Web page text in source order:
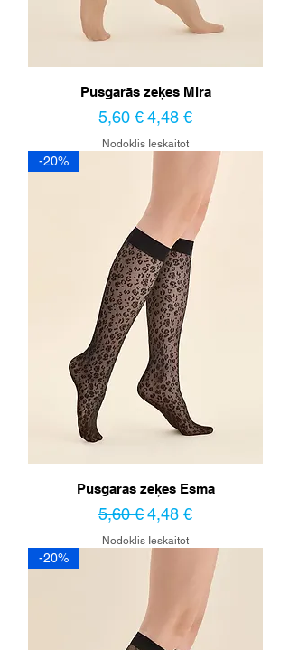
Pusgarās zeķes Mira
Parastā cena
5,60 €Izpārdošanas cena
4,48 €
Nodoklis Ieskaitot
-20%
Pusgarās zeķes Esma
Parastā cena
5,60 €Izpārdošanas cena
4,48 €
Nodoklis Ieskaitot
-20%